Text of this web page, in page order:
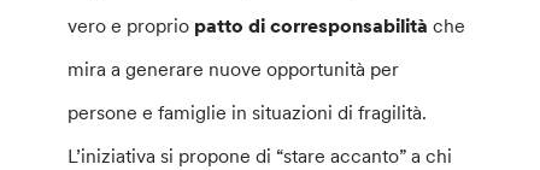
vero e proprio patto di corresponsabilità che
mira a generare nuove opportunità per
persone e famiglie in situazioni di fragilità.
L’iniziativa si propone di “stare accanto” a chi